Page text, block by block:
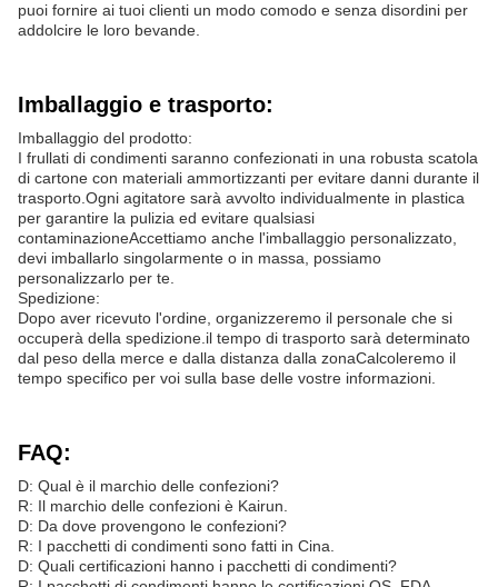
puoi fornire ai tuoi clienti un modo comodo e senza disordini per
addolcire le loro bevande.
Imballaggio e trasporto:
Imballaggio del prodotto:
I frullati di condimenti saranno confezionati in una robusta scatola
di cartone con materiali ammortizzanti per evitare danni durante il
trasporto.Ogni agitatore sarà avvolto individualmente in plastica
per garantire la pulizia ed evitare qualsiasi
contaminazioneAccettiamo anche l'imballaggio personalizzato,
devi imballarlo singolarmente o in massa, possiamo
personalizzarlo per te.
Spedizione:
Dopo aver ricevuto l'ordine, organizzeremo il personale che si
occuperà della spedizione.il tempo di trasporto sarà determinato
dal peso della merce e dalla distanza dalla zonaCalcoleremo il
tempo specifico per voi sulla base delle vostre informazioni.
FAQ:
D: Qual è il marchio delle confezioni?
R: Il marchio delle confezioni è Kairun.
D: Da dove provengono le confezioni?
R: I pacchetti di condimenti sono fatti in Cina.
D: Quali certificazioni hanno i pacchetti di condimenti?